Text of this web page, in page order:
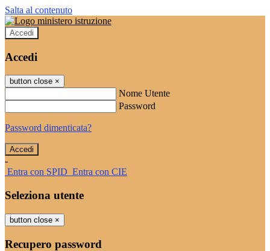
Salta al contenuto
Accedi
Accedi
button close ×
Nome Utente
Password
Password dimenticata?
-
Entra con SPID Entra con CIE
Seleziona utente
button close ×
Recupero password